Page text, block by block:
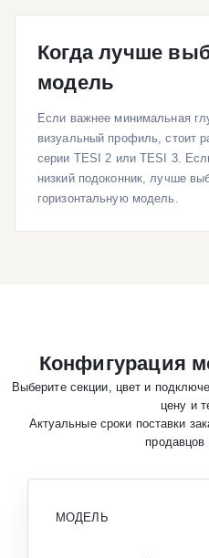
Когда лучше
модель
Если важнее минимальная
визуальный профиль, стоит
серии TESI 2 или TESI 3.
низкий подоконник, лучше
горизонтальную модель.
Конфигурация
Выберите секции, цвет и
цену и
Актуальные сроки поставки
продавцов
МОДЕЛЬ